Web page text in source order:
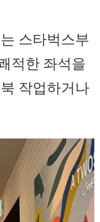
스타벅스부
적한 좌석을
작업하거나